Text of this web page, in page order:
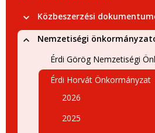
Közbeszerzési
Nemzetiségi
Érdi Görög Nemzetiségi
Érdi Horvát Önkormányzat
2026
2025